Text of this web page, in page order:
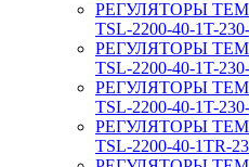
РЕГУЛЯТОРЫ
TSL-2200-40-1T-
РЕГУЛЯТОРЫ
TSL-2200-40-1T-
РЕГУЛЯТОРЫ
TSL-2200-40-1T-
РЕГУЛЯТОРЫ
TSL-2200-40-1TR-